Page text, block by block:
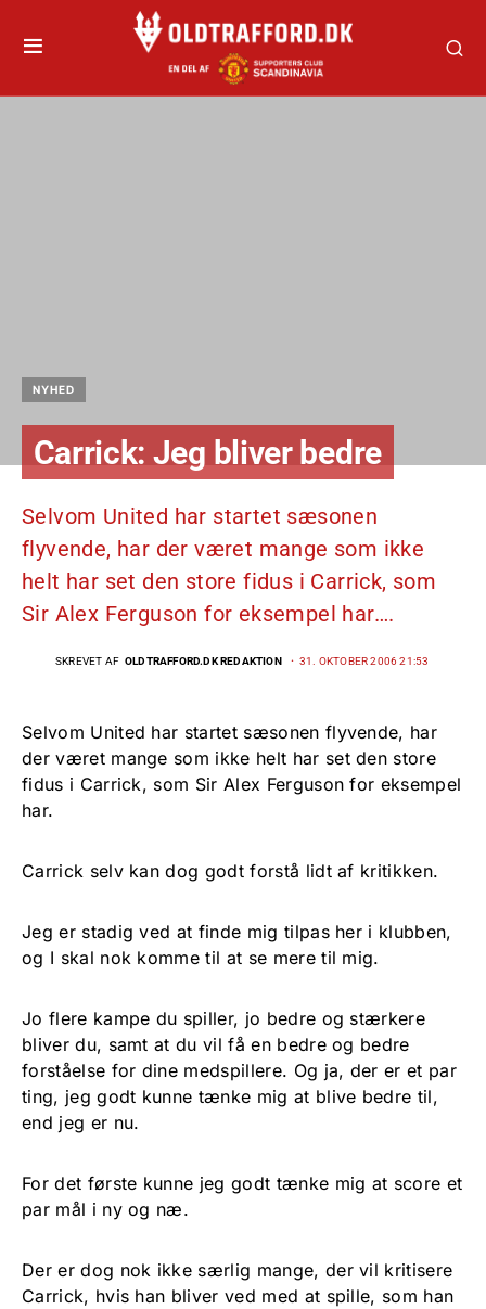
NYHED
Carrick: Jeg bliver bedre
Selvom United har startet sæsonen
flyvende, har der været mange som ikke
helt har set den store fidus i Carrick, som
Sir Alex Ferguson for eksempel har….
SKREVET AF OLDTRAFFORD.DK REDAKTION 31. OKTOBER 2006 21:53
Selvom United har startet sæsonen flyvende, har
der været mange som ikke helt har set den store
fidus i Carrick, som Sir Alex Ferguson for eksempel
har.
Carrick selv kan dog godt forstå lidt af kritikken.
Jeg er stadig ved at finde mig tilpas her i klubben,
og I skal nok komme til at se mere til mig.
Jo flere kampe du spiller, jo bedre og stærkere
bliver du, samt at du vil få en bedre og bedre
forståelse for dine medspillere. Og ja, der er et par
ting, jeg godt kunne tænke mig at blive bedre til,
end jeg er nu.
For det første kunne jeg godt tænke mig at score et
par mål i ny og næ.
Der er dog nok ikke særlig mange, der vil kritisere
Carrick, hvis han bliver ved med at spille, som han